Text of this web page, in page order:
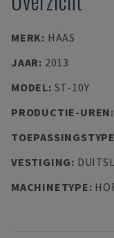
MERK: HAAS
JAAR: 2013
MODEL: ST-10Y
PRODUCTIE-UREN:
TOEPASSINGSTYPE
VESTIGING:
MACHINETYPE: